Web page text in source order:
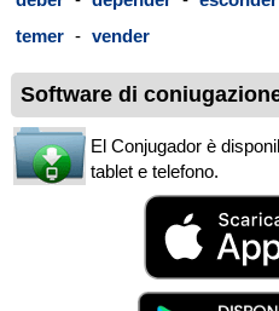
temer - vender
Software di
El Conjugador è
tablet e telefono.